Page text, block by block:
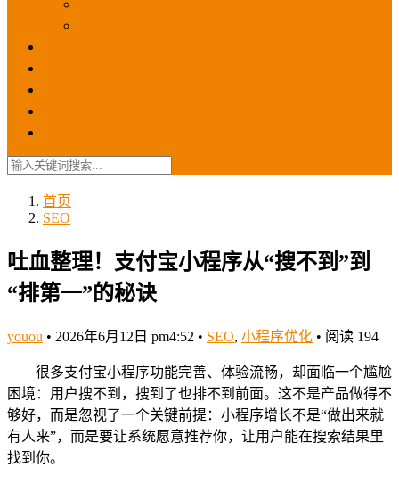
首页
SEO
吐血整理！支付宝小程序从“搜不到”到
“排第一”的秘诀
youou • 2026年6月12日 pm4:52 • SEO, 小程序优化 • 阅读 194
很多支付宝小程序功能完善、体验流畅，却面临一个尴尬
困境：用户搜不到，搜到了也排不到前面。这不是产品做得不
够好，而是忽视了一个关键前提：小程序增长不是“做出来就
有人来”，而是要让系统愿意推荐你，让用户能在搜索结果里
找到你。